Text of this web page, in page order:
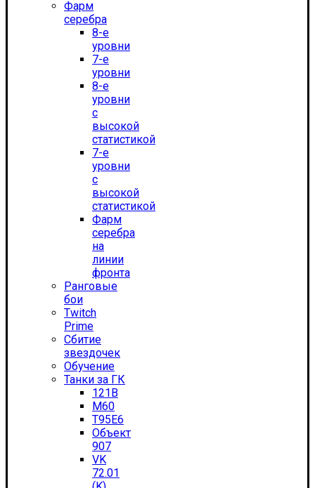
Фарм
серебра
8-е
уровни
7-е
уровни
8-е
уровни
с
высокой
статистикой
7-е
уровни
с
высокой
статистикой
Фарм
серебра
на
линии
фронта
Ранговые
бои
Twitch
Prime
Сбитие
звездочек
Обучение
Танки за ГК
121B
M60
T95E6
Объект
907
VK
72.01